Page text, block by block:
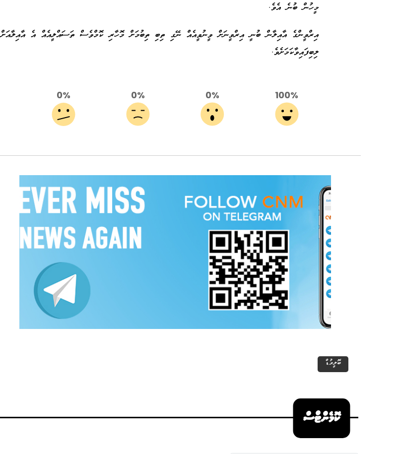
މީހުން ބުނެ އެވެ.
އިރްވީންގެ އާއިލާން ބުނީ އިރްވީނަށް ވީނުވީއެއް ނޭގި ތިބި ތިބުމަށް މޮހާރި ކޮމްވެސް ތަސައްލީއެއް އެ އާއިލާއަށް
ލިބިފައިވާކަމަށެވެ.
100%
0%
0%
0%
ބޮލީވުޑް
ކޮމެންޓްސް